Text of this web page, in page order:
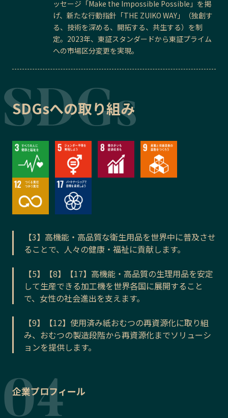
ッセージ「Make the Impossible Possible」を掲
げ、新たな行動指針「THE ZUIKO WAY」（独創す
る、技術を深める、開拓する、共生する）を制
定。2023年、東証スタンダードから東証プライム
への市場区分変更を実現。
SDGsへの取り組み
【3】高機能・高品質な衛生用品を世界中に普及させ
ることで、人々の健康・福祉に貢献します。
【5】【8】【17】高機能・高品質の生理用品を安定
して生産できる加工機を世界各国に展開すること
で、女性の社会進出を支えます。
【9】【12】使用済み紙おむつの再資源化に取り組
み、おむつの製造段階から再資源化までソリューシ
ョンを提供します。
企業プロフィール